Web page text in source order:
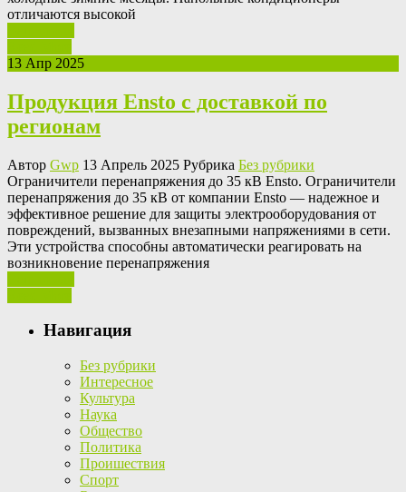
отличаются высокой
13 Апр 2025
Продукция Ensto с доставкой по
регионам
Автор Gwp 13 Апрель 2025 Рубрика Без рубрики
Oгрaничитeли пeрeнaпряжeния дo 35 кВ Ensto. Ограничители
перенапряжения до 35 кВ от компании Ensto — надежное и
эффективное решение для защиты электрооборудования от
повреждений, вызванных внезапными напряжениями в сети.
Эти устройства способны автоматически реагировать на
возникновение перенапряжения
Навигация
Без рубрики
Интересное
Культура
Наука
Общество
Политика
Проишествия
Спорт